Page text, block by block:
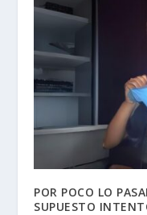
POR POCO LO
SUPUESTO